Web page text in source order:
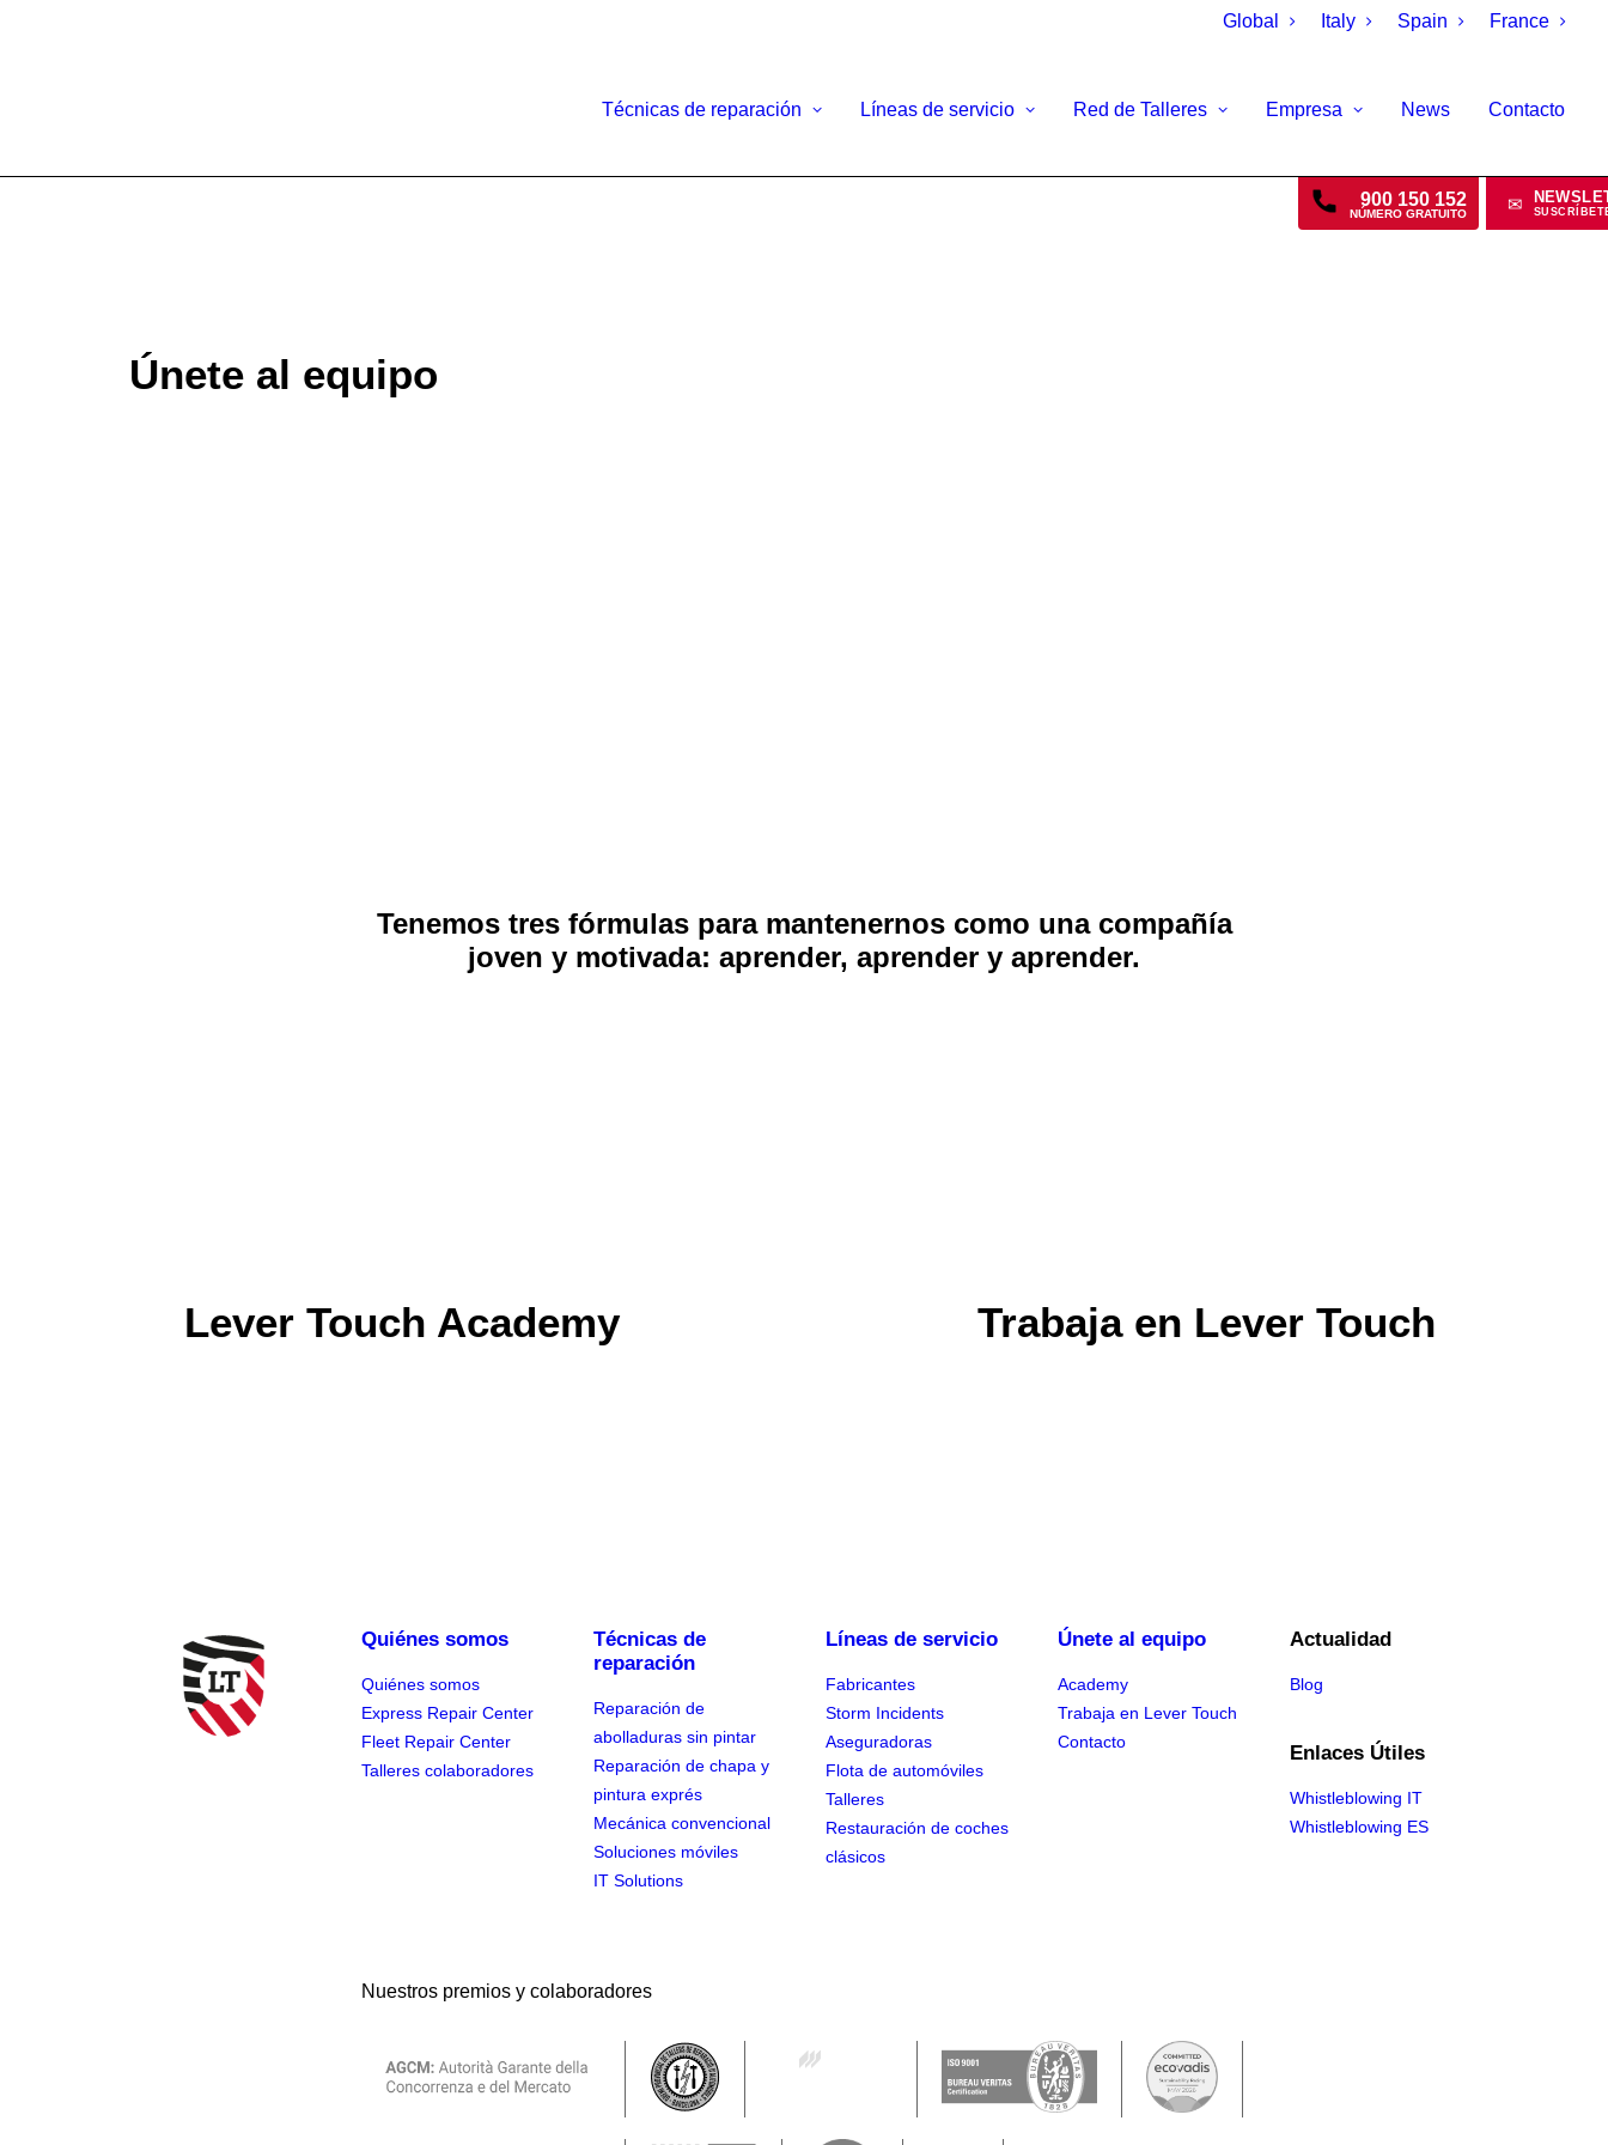
Global Italy Spain France
Técnicas de reparación Líneas de servicio Red de Talleres Empresa News Contacto
Únete al equipo
Tenemos tres fórmulas para mantenernos como una compañía
joven y motivada: aprender, aprender y aprender.
Lever Touch Academy Trabaja en Lever Touch
900 150 152
NÚMERO GRATUITO
Quiénes somos
Quiénes somos
Express Repair Center
Fleet Repair Center
Talleres colaboradores
Técnicas de
reparación
Reparación de
abolladuras sin pintar
Reparación de chapa y
pintura exprés
Mecánica convencional
Soluciones móviles
IT Solutions
Líneas de servicio
Fabricantes
Storm Incidents
Aseguradoras
Flota de automóviles
Talleres
Restauración de coches
clásicos
Únete al equipo
Academy
Trabaja en Lever Touch
Contacto
Actualidad
Blog
Enlaces Útiles
Whistleblowing IT
Whistleblowing ES
Nuestros premios y colaboradores
✉